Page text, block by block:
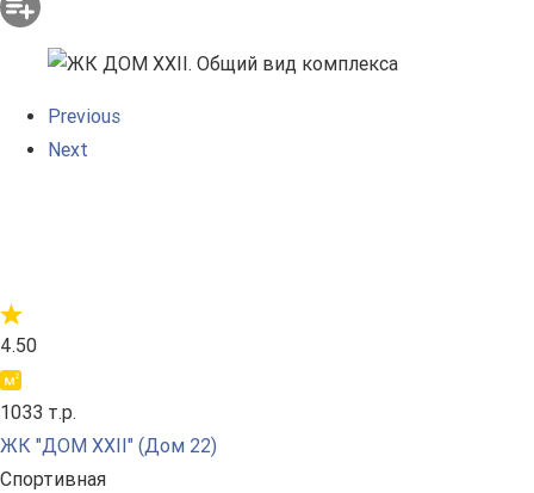
Previous
Next
4.50
1033 т.р.
ЖК "ДОМ XXII" (Дом 22)
Спортивная